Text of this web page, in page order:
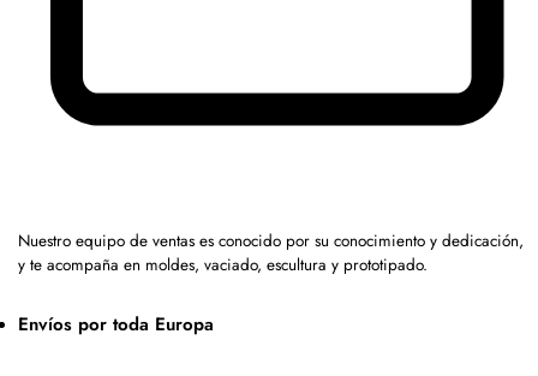
Nuestro equipo de ventas es conocido por su conocimiento y dedicación,
y te acompaña en moldes, vaciado, escultura y prototipado.
Envíos por toda Europa